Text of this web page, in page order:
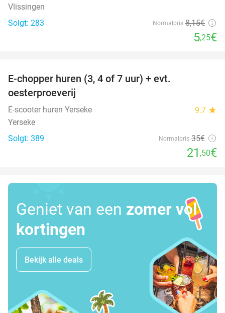
Vlissingen
Solgt: 283
Normalpris 8,15€
5,25€
E-chopper huren (3, 4 of 7 uur) + evt.
oesterproeverij
E-scooter huren Yerseke 9.7 star
Yerseke
Solgt: 389
Normalpris 35€
21 ,50€
Geniet van een zomer vol
kortingen
Bekijk alle deals